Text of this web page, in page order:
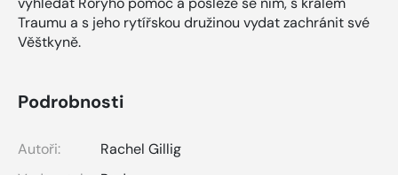
Traumu a s jeho rytířskou družinou vydat zachránit své
Věštkyně.
Podrobnosti
Autoři:
Rachel Gillig